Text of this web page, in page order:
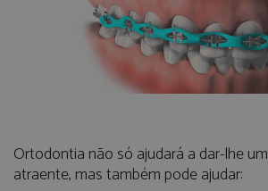
Ortodontia não só ajudará a dar-lhe
atraente, mas também pode ajudar: